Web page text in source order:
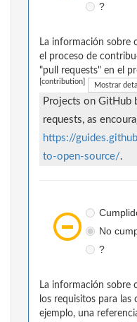
?
La información sobre
el proceso de
"pull requests" en el
[contribution] Mostrar
Projects on GitHub
requests, as
https://
to-open-source/.
No
?
La información sobre
los requisitos para
ejemplo, una